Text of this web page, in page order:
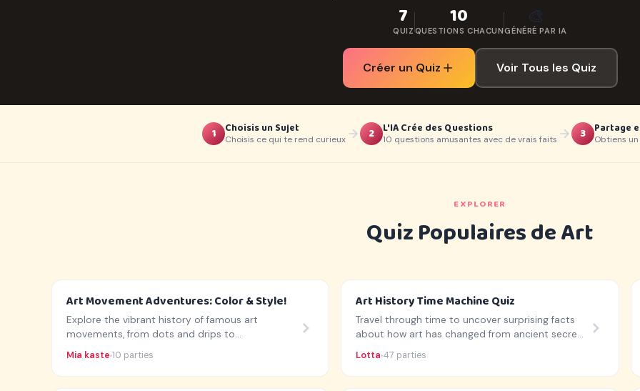
7
QUIZ
10
QUESTIONS CHACUN
🎨
GÉNÉRÉ PAR IA
Créer un Quiz Voir Tous les Quiz
1 Choisis un Sujet
Choisis ce qui te rend curieux 2 L'IA Crée des Questions
10 questions amusantes avec de vrais faits 3 Partage
Obtiens
EXPLORER
Quiz Populaires de Art
Art Movement Adventures: Color & Style!
Explore the vibrant history of famous art
movements, from dots and drips to
dreamscapes!
Mia kaste 10 parties
Art History Time Machine Quiz
Travel through time to uncover surprising facts
about how art has changed from ancient secrets
to vibrant colors.
Lotta 47 parties